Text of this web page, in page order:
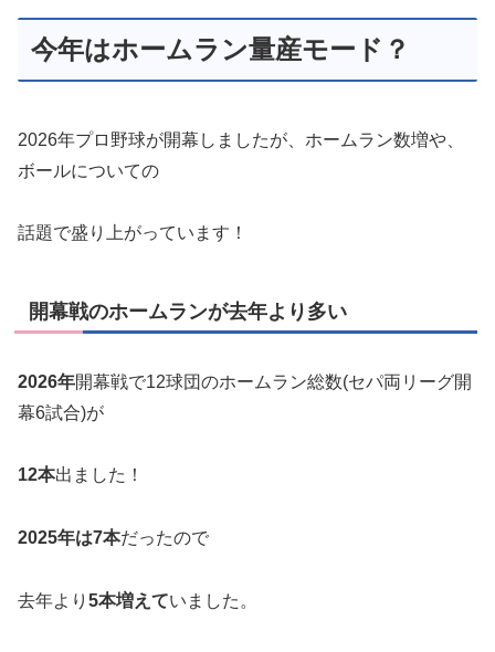
今年はホームラン量産モード？
2026年プロ野球が開幕しましたが、ホームラン数増や、
ボールについての
話題で盛り上がっています！
開幕戦のホームランが去年より多い
2026年開幕戦で12球団のホームラン総数(セパ両リーグ開
幕6試合)が
12本出ました！
2025年は7本だったので
去年より 5本増えていました。